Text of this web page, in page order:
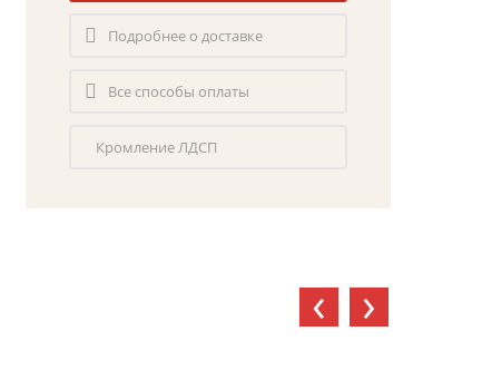
Подробнее о доставке
Все способы оплаты
Кромление ЛДСП
‹ ›